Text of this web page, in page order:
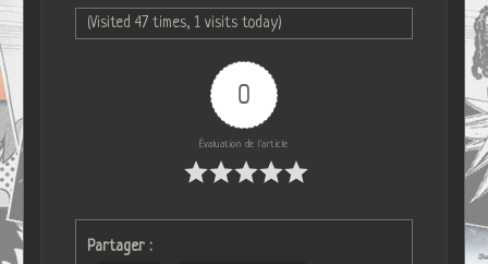
(Visited 47 times, 1 visits today)
0
Évaluation de l'article
Partager :